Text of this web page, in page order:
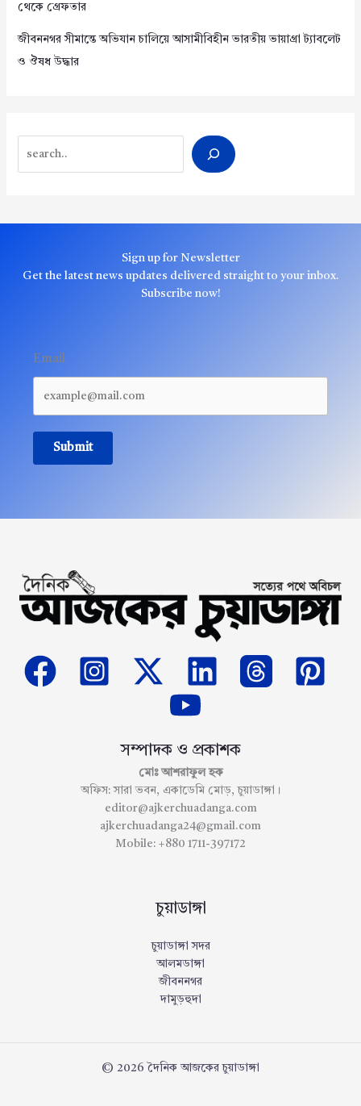
থেকে গ্রেফতার
জীবননগর সীমান্তে অভিযান চালিয়ে আসামীবিহীন ভারতীয় ভায়াগ্রা ট্যাবলেট
ও ঔষধ উদ্ধার
Sign up for Newsletter
Get the latest news updates delivered straight to your inbox.
Subscribe now!
Email
Submit
সম্পাদক ও প্রকাশক
মোঃ আশরাফুল হক
অফিস: সারা ভবন, একাডেমি মোড়, চুয়াডাঙ্গা।
editor@ajkerchuadanga.com
ajkerchuadanga24@gmail.com
Mobile: +880 1711-397172
চুয়াডাঙ্গা
চুয়াডাঙ্গা সদর
আলমডাঙ্গা
জীবননগর
দামুড়হুদা
© 2026 দৈনিক আজকের চুয়াডাঙ্গা